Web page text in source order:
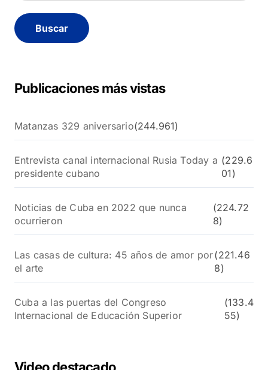
c
a
Publicaciones más vistas
Matanzas 329 aniversario(244.961)
Entrevista canal internacional Rusia Today a
presidente cubano
(229.6
01)
Noticias de Cuba en 2022 que nunca
ocurrieron
(224.72
8)
Las casas de cultura: 45 años de amor por
el arte
(221.46
8)
Cuba a las puertas del Congreso
Internacional de Educación Superior
(133.4
55)